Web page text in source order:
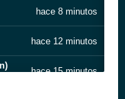
hace 8 minutos
hace 12 minutos
hace 15 minutos